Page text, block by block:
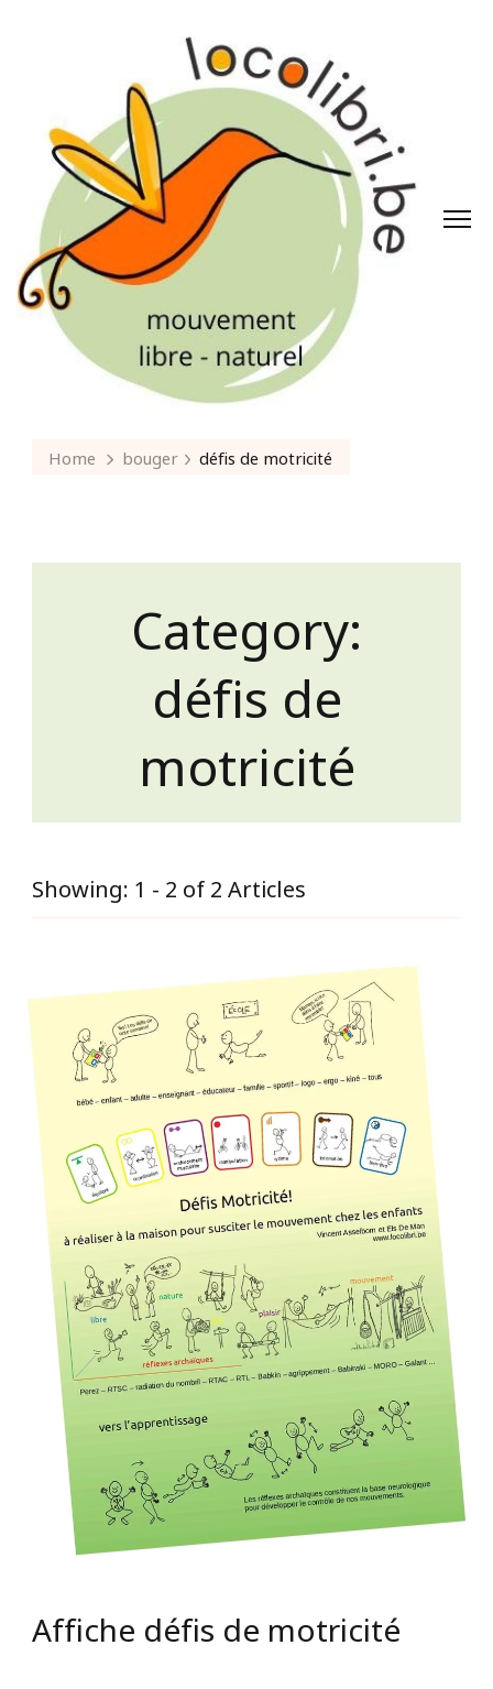
Home bouger défis de motricité
Category:
défis de
motricité
Showing: 1 - 2 of 2 Articles
Affiche défis de motricité